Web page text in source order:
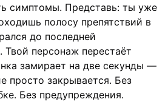
симптомы. Представь: ты уже
полосу препятствий в
до последней
Твой персонаж перестаёт
замирает на две секунды —
просто закрывается. Без
Без предупреждения.